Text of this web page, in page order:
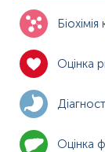
Біохімія
Оцінка
Оцінка